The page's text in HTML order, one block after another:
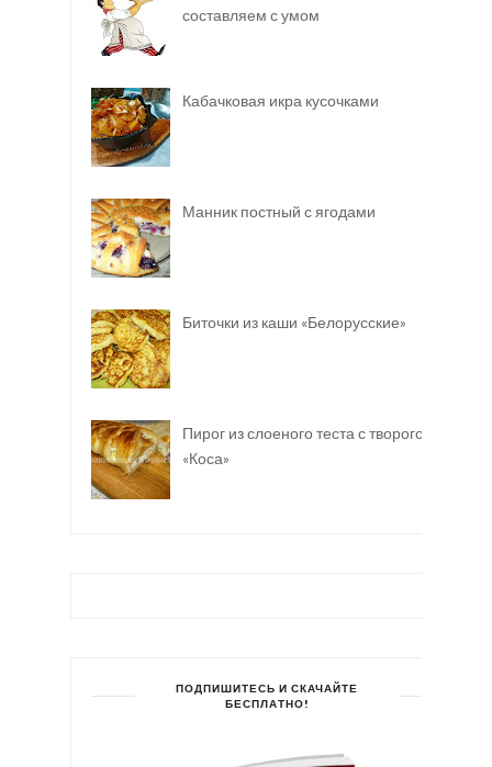
составляем с умом
Кабачковая икра кусочками
Манник постный с ягодами
Биточки из каши «Белорусские»
Пирог из слоеного теста с творогом
«Коса»
ПОДПИШИТЕСЬ И СКАЧАЙТЕ
БЕСПЛАТНО!